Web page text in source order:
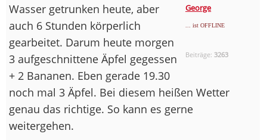
George
... ist OFFLINE
Beiträge:3263
Wasser getrunken heute, aber
auch 6 Stunden körperlich
gearbeitet. Darum heute morgen
3 aufgeschnittene Äpfel gegessen
+ 2 Bananen. Eben gerade 19.30
noch mal 3 Äpfel. Bei diesem heißen Wetter
genau das richtige. So kann es gerne
weitergehen.